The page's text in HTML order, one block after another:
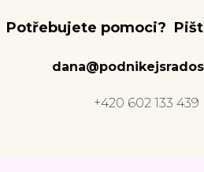
Potřebujete pomoci?
+420 602 133 439